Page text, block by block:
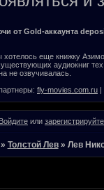
от Gold-аккаунта
еще книжку
аудиокниг
не озвучивалась.
fly-movies.com.ru
Войдите или
» Толстой Лев » Лев